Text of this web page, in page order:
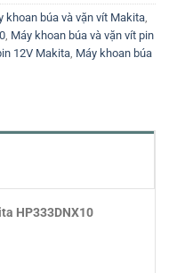
khoan búa và vặn vít Makita,
, Máy khoan búa và vặn vít pin
12V Makita, Máy khoan búa
HP333DNX10